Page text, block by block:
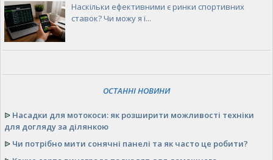
Наскільки ефективними є ринки спортивних
ставок? Чи можу я ї...
ОСТАННІ НОВИНИ
ᐉ Насадки для мотокоси: як розширити можливості техніки
для догляду за ділянкою
ᐉ Чи потрібно мити сонячні панелі та як часто це робити?